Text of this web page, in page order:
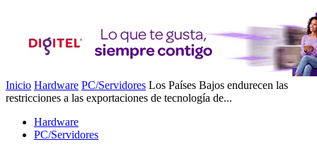
Inicio Hardware PC/Servidores Los Países Bajos endurecen las
restricciones a las exportaciones de tecnología de...
Hardware
PC/Servidores